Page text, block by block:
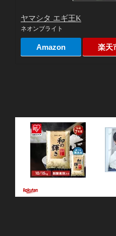
ヤマシタ エギ王K
ネオンブライト
Amazon 楽天